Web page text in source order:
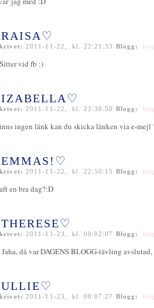
2011-11-22, kl. 22:21:33 Blogg:
vid fb :)
2011-11-22, kl. 22:30:50 Blogg:
ingen länk kan du skicka länken via e-mejl
2011-11-22, kl. 22:50:15 Blogg:
en bra dag?:D
2011-11-23, kl. 00:02:07 Blogg:
då var DAGENS BLOGG-tävling
2011-11-23, kl. 00:07:27 Blogg: